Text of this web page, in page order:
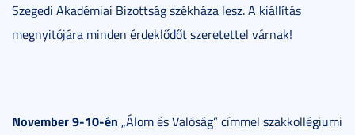
Szegedi Akadémiai Bizottság székháza lesz. A kiállítás
megnyitójára minden érdeklődőt szeretettel várnak!
November 9-10-én „Álom és Valóság” címmel szakkollégiumi